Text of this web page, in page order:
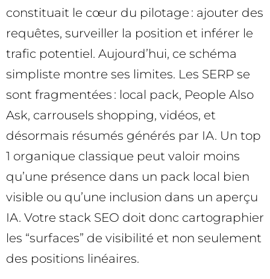
constituait le cœur du pilotage : ajouter des
requêtes, surveiller la position et inférer le
trafic potentiel. Aujourd’hui, ce schéma
simpliste montre ses limites. Les SERP se
sont fragmentées : local pack, People Also
Ask, carrousels shopping, vidéos, et
désormais résumés générés par IA. Un top
1 organique classique peut valoir moins
qu’une présence dans un pack local bien
visible ou qu’une inclusion dans un aperçu
IA. Votre stack SEO doit donc cartographier
les “surfaces” de visibilité et non seulement
des positions linéaires.